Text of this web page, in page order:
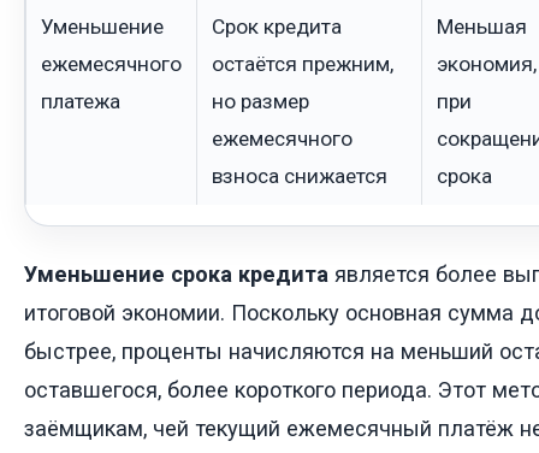
Уменьшение
ежемесячного
платежа
Срок кредита
остаётся прежним,
но размер
ежемесячного
взноса снижается
Меньшая
при
срока
Уменьшение срока кредита является более
итоговой экономии. Поскольку основная сумма
быстрее, проценты начисляются на меньший
оставшегося, более короткого периода. Этот
заёмщикам, чей текущий ежемесячный платёж